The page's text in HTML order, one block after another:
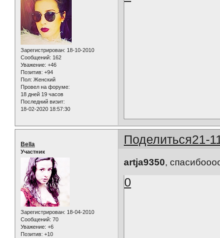
Зарегистрирован: 18-10-2010
Сообщений: 162
Уважение: +46
Позитив: +94
Пол: Женский
Провел на форуме:
18 дней 19 часов
Последний визит:
18-02-2020 18:57:30
Поделиться21-
Bella
Участник
Зарегистрирован: 18-04-2010
Сообщений: 70
Уважение: +6
Позитив: +10
artja9350,
0